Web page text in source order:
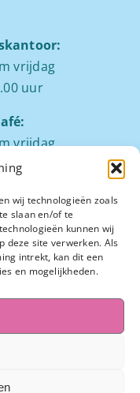
wij technologieën zoals
slaan en/of te
kunnen wij
deze site verwerken. Als
intrekt, kan dit een
en mogelijkheden.
vrijdag
uur
vrijdag
uur
tot 12.00
tot 17.00
7